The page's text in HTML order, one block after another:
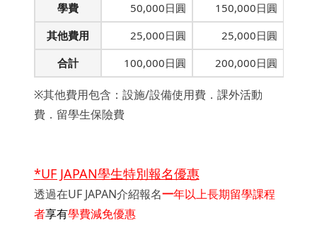
學費
50,000日圓
150,000日圓
其他費用
25,000日圓
25,000日圓
合計
100,000日圓 200,000日圓
※其他費用包含：設施/設備使用費．課外活動
費．留學生保險費
*UF JAPAN學生特別報名優惠
透過在UF JAPAN介紹報名一年以上長期留學課程
者享有學費減免優惠